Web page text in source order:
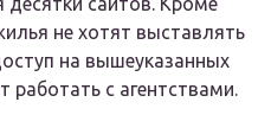
не хотят выставлять
на вышеуказанных
работать с агентствами.